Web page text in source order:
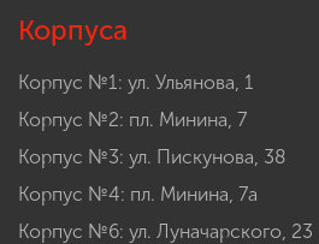
Корпуса
Корпус №1: ул. Ульянова, 1
Корпус №2: пл. Минина, 7
Корпус №3: ул. Пискунова, 38
Корпус №4: пл. Минина, 7а
Корпус №6: ул. Луначарского, 23